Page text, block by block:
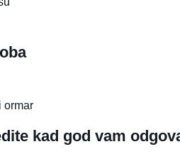
ormar
kad god vam